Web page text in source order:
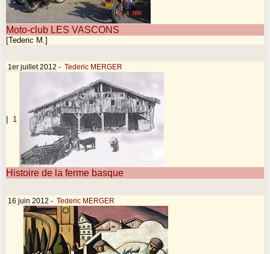
Moto-club LES VASCONS
[Tederic M.]
1er juillet 2012 - Tederic MERGER
| 1
Histoire de la ferme basque
16 juin 2012 - Tederic MERGER